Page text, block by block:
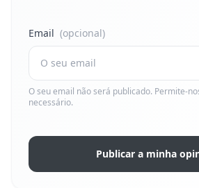
Email (opcional)
O seu email não será publicado. Permite-
necessário.
Publicar a minha